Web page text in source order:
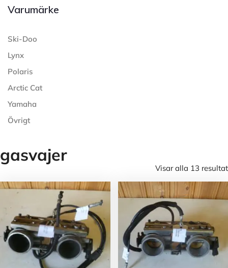
Varumärke
Ski-Doo
Lynx
Polaris
Arctic Cat
Yamaha
Övrigt
gasvajer
Visar alla 13 resultat